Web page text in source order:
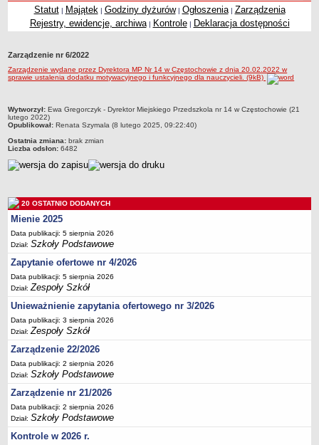
Zespoły Szkół
Techniczne Zakłady Naukowe
Przedszkola Miejskie
ARCHIWUM SZKÓŁ I PLACÓWEK
Przekształcone szkoły i placówki
Wielofunkcyjna Placówka
SPECJALNE OŚRODKI SZKOLNO-WYCHOWAWCZE
Specjalny Ośrodek nr 1
Dane podstawowe
Majątek
Godziny dyżurów
Ogłoszenie
Zarządzenia
Kontrole
Rejestry, ewidencje, archiwa
Sprawozdania
Deklaracja dostępności
PORADNIE PSYCHOLOGICZNO-PEDAGOGICZNE
Zespół Poradni
BIURO FINANSÓW OŚWIATY
Dane podstawowe
Statut| Majątek | Godziny dyżurów| Ogłoszenia| Zarządzenia
Rejestry, ewidencje, archiwa| Kontrole| Deklaracja dostępności
Zarządzenie nr 6/2022
Zarządzenie wydane przez Dyrektora MP Nr 14 w Częstochowie z dnia 20.02.2022 w
sprawie ustalenia dodatku motywacyjnego i funkcyjnego dla nauczycieli. (9kB)
metryczka
Wytworzył: Ewa Gregorczyk - Dyrektor Miejskiego Przedszkola nr 14 w Częstochowie (21
lutego 2022)
Opublikował: Renata Szymala (8 lutego 2025, 09:22:40)
Ostatnia zmiana: brak zmian
Liczba odsłon: 6482
20 OSTATNIO DODANYCH
Mienie 2025
Data publikacji: 5 sierpnia 2026
Dział:Szkoły Podstawowe
Zapytanie ofertowe nr 4/2026
Data publikacji: 5 sierpnia 2026
Dział:Zespoły Szkół
Unieważnienie zapytania ofertowego nr 3/2026
Data publikacji: 3 sierpnia 2026
Dział:Zespoły Szkół
Zarządzenie 22/2026
Data publikacji: 2 sierpnia 2026
Dział:Szkoły Podstawowe
Zarządzenie nr 21/2026
Data publikacji: 2 sierpnia 2026
Dział:Szkoły Podstawowe
Kontrole w 2026 r.